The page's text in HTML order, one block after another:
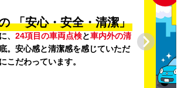
「安心・安全・清潔」
、 24項目の車両点検と車内外の清
。安心感と清潔感を感じていただ
こだわっています。